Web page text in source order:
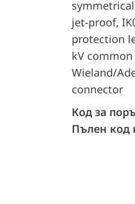
jet-proof,
protection
kV
Wieland/
connector
Код за
Пълен код